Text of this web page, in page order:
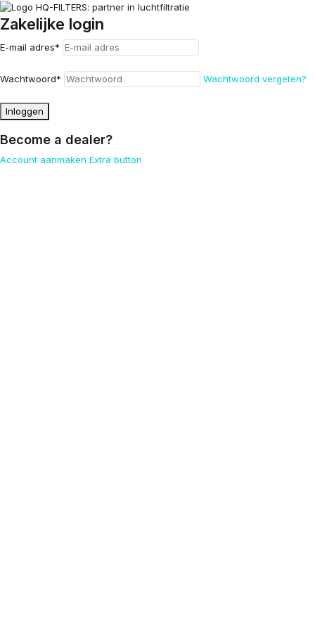
Zakelijke login
E-mail adres*
Wachtwoord* Wachtwoord vergeten?
Inloggen
Become a dealer?
Account aanmaken Extra button